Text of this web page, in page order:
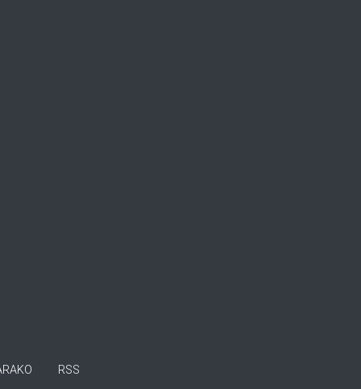
RSS